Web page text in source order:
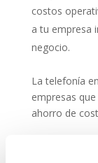
costos
a tu empresa
negocio.
La telefonía
empresas
ahorro de
en